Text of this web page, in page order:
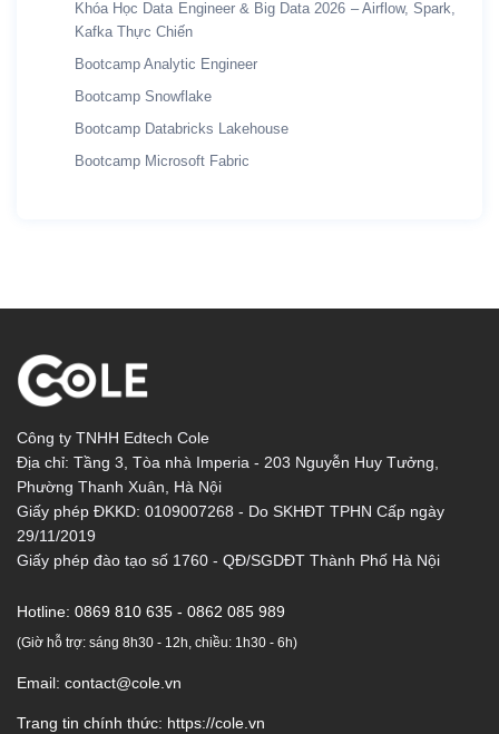
Khóa Học Data Engineer & Big Data 2026 – Airflow, Spark,
Kafka Thực Chiến
Bootcamp Analytic Engineer
Bootcamp Snowflake
Bootcamp Databricks Lakehouse
Bootcamp Microsoft Fabric
Công ty TNHH Edtech Cole
Địa chỉ: Tầng 3, Tòa nhà Imperia - 203 Nguyễn Huy Tưởng,
Phường Thanh Xuân, Hà Nội
Giấy phép ĐKKD: 0109007268 - Do SKHĐT TPHN Cấp ngày
29/11/2019
Giấy phép đào tạo số 1760 - QĐ/SGDĐT Thành Phố Hà Nội
Hotline: 0869 810 635 - 0862 085 989
(Giờ hỗ trợ: sáng 8h30 - 12h, chiều: 1h30 - 6h)
Email: contact@cole.vn
Trang tin chính thức: https://cole.vn